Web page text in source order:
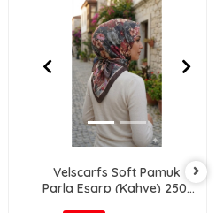
Velscarfs Soft Pamuk
Parla Eşarp (Kahve) 250-